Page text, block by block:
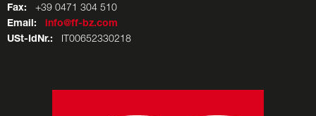
Fax: +39 0471 304 510
Email:
info@ff-bz.com
USt-IdNr.: IT00652330218